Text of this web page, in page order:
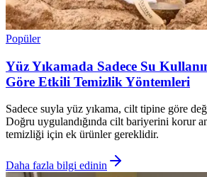
Popüler
Yüz Yıkamada Sadece Su
Göre Etkili Temizlik Yöntemleri
Sadece suyla yüz yıkama, cilt tipine göre
Doğru uygulandığında cilt bariyerini korur
temizliği için ek ürünler gereklidir.
Daha fazla bilgi edinin